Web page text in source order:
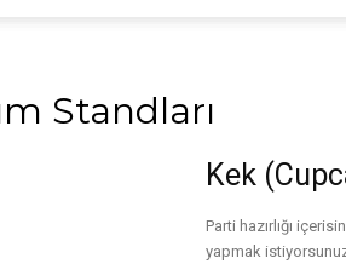
Standları
Kek
Parti hazırlığı
yapmak